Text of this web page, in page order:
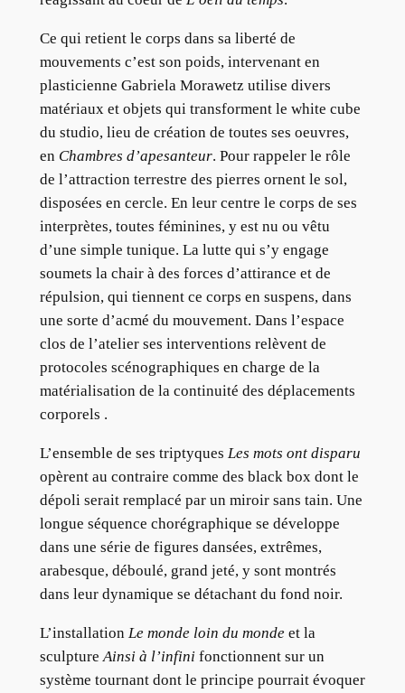
Ce qui retient le corps dans sa liberté de
mouvements c’est son poids, intervenant en
plasticienne Gabriela Morawetz utilise divers
matériaux et objets qui transforment le white cube
du studio, lieu de création de toutes ses oeuvres,
en Chambres d’apesanteur. Pour rappeler le rôle
de l’attraction terrestre des pierres ornent le sol,
disposées en cercle. En leur centre le corps de ses
interprètes, toutes féminines, y est nu ou vêtu
d’une simple tunique. La lutte qui s’y engage
soumets la chair à des forces d’attirance et de
répulsion, qui tiennent ce corps en suspens, dans
une sorte d’acmé du mouvement. Dans l’espace
clos de l’atelier ses interventions relèvent de
protocoles scénographiques en charge de la
matérialisation de la continuité des déplacements
corporels .
L’ensemble de ses triptyques Les mots ont disparu
opèrent au contraire comme des black box dont le
dépoli serait remplacé par un miroir sans tain. Une
longue séquence chorégraphique se développe
dans une série de figures dansées, extrêmes,
arabesque, déboulé, grand jeté, y sont montrés
dans leur dynamique se détachant du fond noir.
L’installation Le monde loin du mondeet la
sculpture Ainsi à l’infini fonctionnent sur un
système tournant dont le principe pourrait évoquer